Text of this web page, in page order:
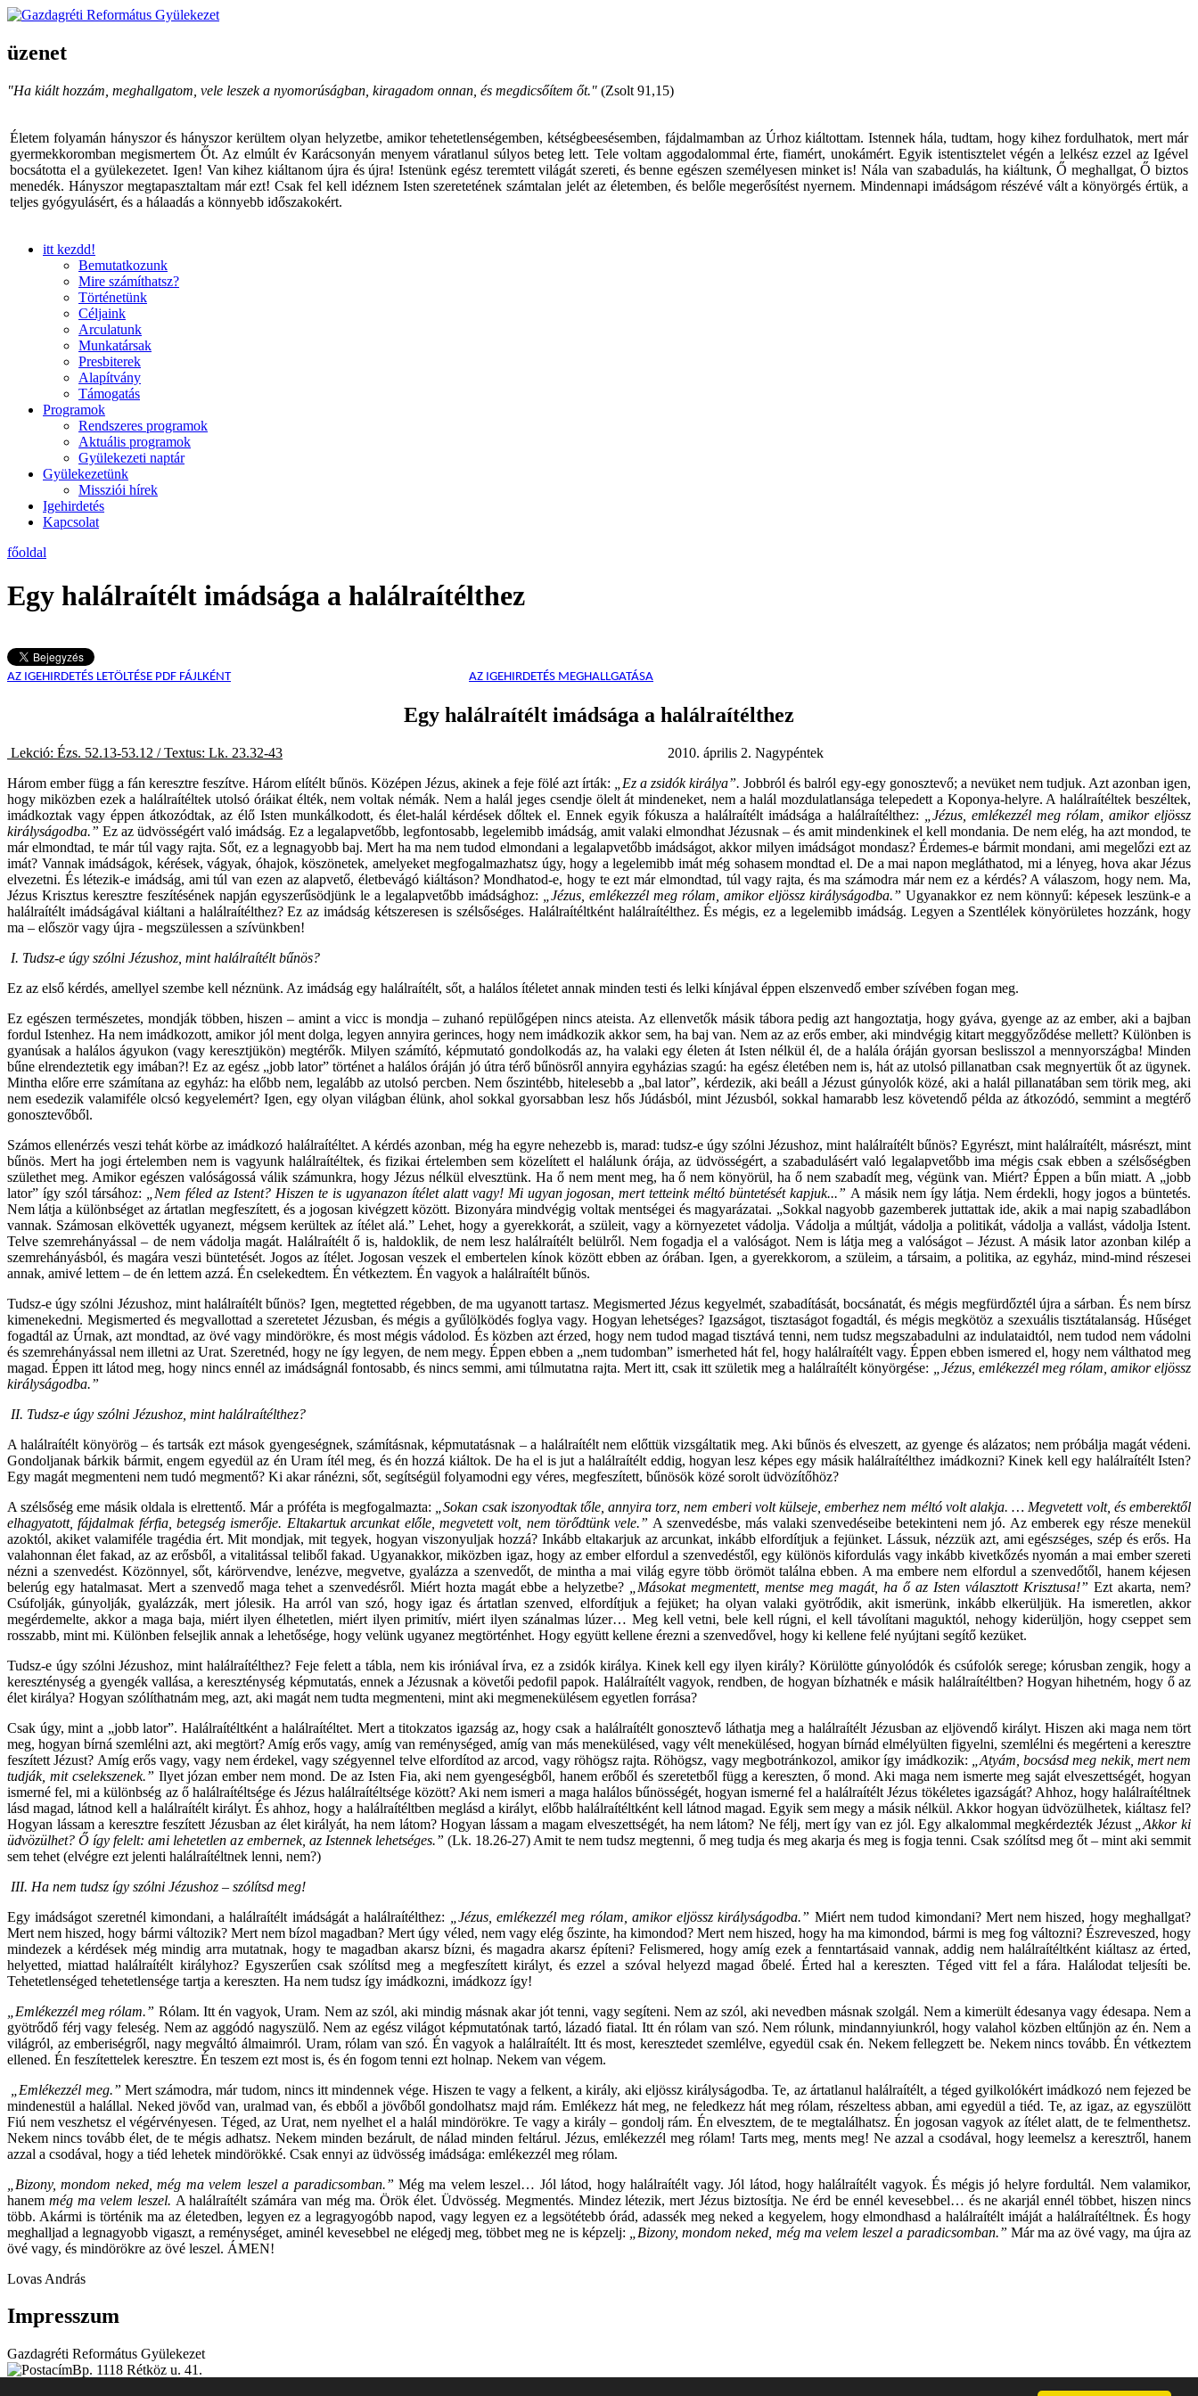
üzenet
"Ha kiált hozzám, meghallgatom, vele leszek a nyomorúságban, kiragadom onnan, és megdicsőítem őt." (Zsolt 91,15)
Életem folyamán hányszor és hányszor kerültem olyan helyzetbe, amikor tehetetlenségemben, kétségbeesésemben, fájdalmamban az Úrhoz kiáltottam. Istennek hála, tudtam, hogy kihez fordulhatok, mert már
gyermekkoromban megismertem Őt. Az elmúlt év Karácsonyán menyem váratlanul súlyos beteg lett. Tele voltam aggodalommal érte, fiamért, unokámért. Egyik istentisztelet végén a lelkész ezzel az Igével
bocsátotta el a gyülekezetet. Igen! Van kihez kiáltanom újra és újra! Istenünk egész teremtett világát szereti, és benne egészen személyesen minket is! Nála van szabadulás, ha kiáltunk, Ő meghallgat, Ő biztos
menedék. Hányszor megtapasztaltam már ezt! Csak fel kell idéznem Isten szeretetének számtalan jelét az életemben, és belőle megerősítést nyernem. Mindennapi imádságom részévé vált a könyörgés értük, a
teljes gyógyulásért, és a hálaadás a könnyebb időszakokért.
itt kezdd!
Bemutatkozunk
Mire számíthatsz?
Történetünk
Céljaink
Arculatunk
Munkatársak
Presbiterek
Alapítvány
Támogatás
Programok
Rendszeres programok
Aktuális programok
Gyülekezeti naptár
Gyülekezetünk
Missziói hírek
Igehirdetés
Kapcsolat
főoldal
Egy halálraítélt imádsága a halálraítélthez
AZ IGEHIRDETÉS LETÖLTÉSE PDF FÁJLKÉNT AZ IGEHIRDETÉS MEGHALLGATÁSA
Egy halálraítélt imádsága a halálraítélthez
Lekció: Ézs. 52.13-53.12 / Textus: Lk. 23.32-43 2010. április 2. Nagypéntek
Három ember függ a fán keresztre feszítve. Három elítélt bűnös. Középen Jézus, akinek a feje fölé azt írták:
„Ez a zsidók királya”.Jobbról és balról egy-egy gonosztevő; a nevüket nem tudjuk. Azt azonban igen,
hogy miközben ezek a halálraítéltek utolsó óráikat élték, nem voltak némák. Nem a halál jeges csendje ölelt át mindeneket, nem a halál mozdulatlansága telepedett a Koponya-helyre. A halálraítéltek beszéltek,
imádkoztak vagy éppen átkozódtak, az élő Isten munkálkodott, és élet-halál kérdések dőltek el. Ennek egyik fókusza a halálraítélt imádsága a halálraítélthez:
„Jézus, emlékezzél meg rólam, amikor eljössz
királyságodba.” Ez az üdvösségért való imádság. Ez a legalapvetőbb, legfontosabb, legelemibb imádság, amit valaki elmondhat Jézusnak – és amit mindenkinek el kell mondania. De nem elég, ha azt mondod, te
már elmondtad, te már túl vagy rajta. Sőt, ez a legnagyobb baj. Mert ha ma nem tudod elmondani a legalapvetőbb imádságot, akkor milyen imádságot mondasz? Érdemes-e bármit mondani, ami megelőzi ezt az
imát? Vannak imádságok, kérések, vágyak, óhajok, köszönetek, amelyeket megfogalmazhatsz úgy, hogy a legelemibb imát még sohasem mondtad el. De a mai napon megláthatod, mi a lényeg, hova akar Jézus
elvezetni. És létezik-e imádság, ami túl van ezen az alapvető, életbevágó kiáltáson? Mondhatod-e, hogy te ezt már elmondtad, túl vagy rajta, és ma számodra már nem ez a kérdés? A válaszom, hogy nem. Ma,
Jézus Krisztus keresztre feszítésének napján egyszerűsödjünk le a legalapvetőbb imádsághoz:
„Jézus, emlékezzél meg rólam, amikor eljössz királyságodba.” Ugyanakkor ez nem könnyű: képesek leszünk-e a
halálraítélt imádságával kiáltani a halálraítélthez? Ez az imádság kétszeresen is szélsőséges. Halálraítéltként halálraítélthez. És mégis, ez a legelemibb imádság. Legyen a Szentlélek könyörületes hozzánk, hogy
ma – először vagy újra - megszülessen a szívünkben!
I. Tudsz-e úgy szólni Jézushoz, mint halálraítélt bűnös?
Ez az első kérdés, amellyel szembe kell néznünk. Az imádság egy halálraítélt, sőt, a halálos ítéletet annak minden testi és lelki kínjával éppen elszenvedő ember szívében fogan meg.
Ez egészen természetes, mondják többen, hiszen – amint a vicc is mondja – zuhanó repülőgépen nincs ateista. Az ellenvetők másik tábora pedig azt hangoztatja, hogy gyáva, gyenge az az ember, aki a bajban
fordul Istenhez. Ha nem imádkozott, amikor jól ment dolga, legyen annyira gerinces, hogy nem imádkozik akkor sem, ha baj van. Nem az az erős ember, aki mindvégig kitart meggyőződése mellett? Különben is
gyanúsak a halálos ágyukon (vagy keresztjükön) megtérők. Milyen számító, képmutató gondolkodás az, ha valaki egy életen át Isten nélkül él, de a halála óráján gyorsan beslisszol a mennyországba! Minden
bűne elrendeztetik egy imában?! Ez az egész „jobb lator” történet a halálos óráján jó útra térő bűnösről annyira egyházias szagú: ha egész életében nem is, hát az utolsó pillanatban csak megnyertük őt az ügynek.
Mintha előre erre számítana az egyház: ha előbb nem, legalább az utolsó percben. Nem őszintébb, hitelesebb a „bal lator”, kérdezik, aki beáll a Jézust gúnyolók közé, aki a halál pillanatában sem törik meg, aki
nem esedezik valamiféle olcsó kegyelemért? Igen, egy olyan világban élünk, ahol sokkal gyorsabban lesz hős Júdásból, mint Jézusból, sokkal hamarabb lesz követendő példa az átkozódó, semmint a megtérő
gonosztevőből.
Számos ellenérzés veszi tehát körbe az imádkozó halálraítéltet. A kérdés azonban, még ha egyre nehezebb is, marad: tudsz-e úgy szólni Jézushoz, mint halálraítélt bűnös? Egyrészt, mint halálraítélt, másrészt, mint
bűnös. Mert ha jogi értelemben nem is vagyunk halálraítéltek, és fizikai értelemben sem közelített el halálunk órája, az üdvösségért, a szabadulásért való legalapvetőbb ima mégis csak ebben a szélsőségben
születhet meg. Amikor egészen valóságossá válik számunkra, hogy Jézus nélkül elvesztünk. Ha ő nem ment meg, ha ő nem könyörül, ha ő nem szabadít meg, végünk van. Miért? Éppen a bűn miatt. A „jobb
lator” így szól társához:
„Nem féled az Istent? Hiszen te is ugyanazon ítélet alatt vagy! Mi ugyan jogosan, mert tetteink méltó büntetését kapjuk...” A másik nem így látja. Nem érdekli, hogy jogos a büntetés.
Nem látja a különbséget az ártatlan megfeszített, és a jogosan kivégzett között. Bizonyára mindvégig voltak mentségei és magyarázatai. „Sokkal nagyobb gazemberek juttattak ide, akik a mai napig szabadlábon
vannak. Számosan elkövették ugyanezt, mégsem kerültek az ítélet alá.” Lehet, hogy a gyerekkorát, a szüleit, vagy a környezetet vádolja. Vádolja a múltját, vádolja a politikát, vádolja a vallást, vádolja Istent.
Telve szemrehányással – de nem vádolja magát. Halálraítélt ő is, haldoklik, de nem lesz halálraítélt belülről. Nem fogadja el a valóságot. Nem is látja meg a valóságot – Jézust. A másik lator azonban kilép a
szemrehányásból, és magára veszi büntetését. Jogos az ítélet. Jogosan veszek el embertelen kínok között ebben az órában. Igen, a gyerekkorom, a szüleim, a társaim, a politika, az egyház, mind-mind részesei
annak, amivé lettem – de én lettem azzá. Én cselekedtem. Én vétkeztem. Én vagyok a halálraítélt bűnös.
Tudsz-e úgy szólni Jézushoz, mint halálraítélt bűnös? Igen, megtetted régebben, de ma ugyanott tartasz. Megismerted Jézus kegyelmét, szabadítását, bocsánatát, és mégis megfürdőztél újra a sárban. És nem bírsz
kimenekedni. Megismerted és megvallottad a szeretetet Jézusban, és mégis a gyűlölködés foglya vagy. Hogyan lehetséges? Igazságot, tisztaságot fogadtál, és mégis megkötöz a szexuális tisztátalanság. Hűséget
fogadtál az Úrnak, azt mondtad, az övé vagy mindörökre, és most mégis vádolod. És közben azt érzed, hogy nem tudod magad tisztává tenni, nem tudsz megszabadulni az indulataidtól, nem tudod nem vádolni
és szemrehányással nem illetni az Urat. Szeretnéd, hogy ne így legyen, de nem megy. Éppen ebben a „nem tudomban” ismerheted hát fel, hogy halálraítélt vagy. Éppen ebben ismered el, hogy nem válthatod meg
magad. Éppen itt látod meg, hogy nincs ennél az imádságnál fontosabb, és nincs semmi, ami túlmutatna rajta. Mert itt, csak itt születik meg a halálraítélt könyörgése:
„Jézus, emlékezzél meg rólam, amikor eljössz
királyságodba.”
II. Tudsz-e úgy szólni Jézushoz, mint halálraítélthez?
A halálraítélt könyörög – és tartsák ezt mások gyengeségnek, számításnak, képmutatásnak – a halálraítélt nem előttük vizsgáltatik meg. Aki bűnös és elveszett, az gyenge és alázatos; nem próbálja magát védeni.
Gondoljanak bárkik bármit, engem egyedül az én Uram ítél meg, és én hozzá kiáltok. De ha el is jut a halálraítélt eddig, hogyan lesz képes egy másik halálraítélthez imádkozni? Kinek kell egy halálraítélt Isten?
Egy magát megmenteni nem tudó megmentő? Ki akar ránézni, sőt, segítségül folyamodni egy véres, megfeszített, bűnösök közé sorolt üdvözítőhöz?
A szélsőség eme másik oldala is elrettentő. Már a próféta is megfogalmazta:
„Sokan csak iszonyodtak tőle, annyira torz, nem emberi volt külseje, emberhez nem méltó volt alakja. … Megvetett volt, és emberektől
elhagyatott, fájdalmak férfia, betegség ismerője. Eltakartuk arcunkat előle, megvetett volt, nem törődtünk vele.” A szenvedésbe, más valaki szenvedéseibe betekinteni nem jó. Az emberek egy része menekül
azoktól, akiket valamiféle tragédia ért. Mit mondjak, mit tegyek, hogyan viszonyuljak hozzá? Inkább eltakarjuk az arcunkat, inkább elfordítjuk a fejünket. Lássuk, nézzük azt, ami egészséges, szép és erős. Ha
valahonnan élet fakad, az az erősből, a vitalitással teliből fakad. Ugyanakkor, miközben igaz, hogy az ember elfordul a szenvedéstől, egy különös kifordulás vagy inkább kivetkőzés nyomán a mai ember szereti
nézni a szenvedést. Közönnyel, sőt, kárörvendve, lenézve, megvetve, gyalázza a szenvedőt, de mintha a mai világ egyre több örömöt találna ebben. A ma embere nem elfordul a szenvedőtől, hanem kéjesen
belerúg egy hatalmasat. Mert a szenvedő maga tehet a szenvedésről. Miért hozta magát ebbe a helyzetbe?
„Másokat megmentett, mentse meg magát, ha ő az Isten választott Krisztusa!” Ezt akarta, nem?
Csúfolják, gúnyolják, gyalázzák, mert jólesik. Ha arról van szó, hogy igaz és ártatlan szenved, elfordítjuk a fejüket; ha olyan valaki gyötrődik, akit ismerünk, inkább elkerüljük. Ha ismeretlen, akkor
megérdemelte, akkor a maga baja, miért ilyen élhetetlen, miért ilyen primitív, miért ilyen szánalmas lúzer… Meg kell vetni, bele kell rúgni, el kell távolítani maguktól, nehogy kiderüljön, hogy cseppet sem
rosszabb, mint mi. Különben felsejlik annak a lehetősége, hogy velünk ugyanez megtörténhet. Hogy együtt kellene érezni a szenvedővel, hogy ki kellene felé nyújtani segítő kezüket.
Tudsz-e úgy szólni Jézushoz, mint halálraítélthez? Feje felett a tábla, nem kis iróniával írva, ez a zsidók királya. Kinek kell egy ilyen király? Körülötte gúnyolódók és csúfolók serege; kórusban zengik, hogy a
kereszténység a gyengék vallása, a kereszténység képmutatás, ennek a Jézusnak a követői pedofil papok. Halálraítélt vagyok, rendben, de hogyan bízhatnék e másik halálraítéltben? Hogyan hihetném, hogy ő az
élet királya? Hogyan szólíthatnám meg, azt, aki magát nem tudta megmenteni, mint aki megmenekülésem egyetlen forrása?
Csak úgy, mint a „jobb lator”. Halálraítéltként a halálraítéltet. Mert a titokzatos igazság az, hogy csak a halálraítélt gonosztevő láthatja meg a halálraítélt Jézusban az eljövendő királyt. Hiszen aki maga nem tört
meg, hogyan bírná szemlélni azt, aki megtört? Amíg erős vagy, amíg van reménységed, amíg van más menekülésed, vagy vélt menekülésed, hogyan bírnád elmélyülten figyelni, szemlélni és megérteni a keresztre
feszített Jézust? Amíg erős vagy, vagy nem érdekel, vagy szégyennel telve elfordítod az arcod, vagy röhögsz rajta. Röhögsz, vagy megbotránkozol, amikor így imádkozik:
„Atyám, bocsásd meg nekik, mert nem
tudják, mit cselekszenek.” Ilyet józan ember nem mond. De az Isten Fia, aki nem gyengeségből, hanem erőből és szeretetből függ a kereszten, ő mond. Aki maga nem ismerte meg saját elveszettségét, hogyan
ismerné fel, mi a különbség az ő halálraítéltsége és Jézus halálraítéltsége között? Aki nem ismeri a maga halálos bűnösségét, hogyan ismerné fel a halálraítélt Jézus tökéletes igazságát? Ahhoz, hogy halálraítéltnek
lásd magad, látnod kell a halálraítélt királyt. És ahhoz, hogy a halálraítéltben meglásd a királyt, előbb halálraítéltként kell látnod magad. Egyik sem megy a másik nélkül. Akkor hogyan üdvözülhetek, kiáltasz fel?
Hogyan lássam a keresztre feszített Jézusban az élet királyát, ha nem látom? Hogyan lássam a magam elveszettségét, ha nem látom? Ne félj, mert így van ez jól. Egy alkalommal megkérdezték Jézust
„Akkor ki
üdvözülhet? Ő így felelt: ami lehetetlen az embernek, az Istennek lehetséges.” (Lk. 18.26-27) Amit te nem tudsz megtenni, ő meg tudja és meg akarja és meg is fogja tenni. Csak szólítsd meg őt – mint aki semmit
sem tehet (elvégre ezt jelenti halálraítéltnek lenni, nem?)
III. Ha nem tudsz így szólni Jézushoz – szólítsd meg!
Egy imádságot szeretnél kimondani, a halálraítélt imádságát a halálraítélthez:
„Jézus, emlékezzél meg rólam, amikor eljössz királyságodba.” Miért nem tudod kimondani? Mert nem hiszed, hogy meghallgat?
Mert nem hiszed, hogy bármi változik? Mert nem bízol magadban? Mert úgy véled, nem vagy elég őszinte, ha kimondod? Mert nem hiszed, hogy ha ma kimondod, bármi is meg fog változni? Észreveszed, hogy
mindezek a kérdések még mindig arra mutatnak, hogy te magadban akarsz bízni, és magadra akarsz építeni? Felismered, hogy amíg ezek a fenntartásaid vannak, addig nem halálraítéltként kiáltasz az érted,
helyetted, miattad halálraítélt királyhoz? Egyszerűen csak szólítsd meg a megfeszített királyt, és ezzel a szóval helyezd magad őbelé. Érted hal a kereszten. Téged vitt fel a fára. Halálodat teljesíti be.
Tehetetlenséged tehetetlensége tartja a kereszten. Ha nem tudsz így imádkozni, imádkozz így!
„Emlékezzél meg rólam.” Rólam. Itt én vagyok, Uram. Nem az szól, aki mindig másnak akar jót tenni, vagy segíteni. Nem az szól, aki nevedben másnak szolgál. Nem a kimerült édesanya vagy édesapa. Nem a
gyötrődő férj vagy feleség. Nem az aggódó nagyszülő. Nem az egész világot képmutatónak tartó, lázadó fiatal. Itt én rólam van szó. Nem rólunk, mindannyiunkról, hogy valahol közben eltűnjön az én. Nem a
világról, az emberiségről, nagy megváltó álmaimról. Uram, rólam van szó. Én vagyok a halálraítélt. Itt és most, keresztedet szemlélve, egyedül csak én. Nekem fellegzett be. Nekem nincs tovább. Én vétkeztem
ellened. Én feszítettelek keresztre. Én teszem ezt most is, és én fogom tenni ezt holnap. Nekem van végem.
„Emlékezzél meg.” Mert számodra, már tudom, nincs itt mindennek vége. Hiszen te vagy a felkent, a király, aki eljössz királyságodba. Te, az ártatlanul halálraítélt, a téged gyilkolókért imádkozó nem fejezed be
mindenestül a halállal. Neked jövőd van, uralmad van, és ebből a jövőből gondolhatsz majd rám. Emlékezz hát meg, ne feledkezz hát meg rólam, részeltess abban, ami egyedül a tiéd. Te, az igaz, az egyszülött
Fiú nem veszhetsz el végérvényesen. Téged, az Urat, nem nyelhet el a halál mindörökre. Te vagy a király – gondolj rám. Én elvesztem, de te megtalálhatsz. Én jogosan vagyok az ítélet alatt, de te felmenthetsz.
Nekem nincs tovább élet, de te mégis adhatsz. Nekem minden bezárult, de nálad minden feltárul. Jézus, emlékezzél meg rólam! Tarts meg, ments meg! Ne azzal a csodával, hogy leemelsz a keresztről, hanem
azzal a csodával, hogy a tiéd lehetek mindörökké. Csak ennyi az üdvösség imádsága: emlékezzél meg rólam.
„Bizony, mondom neked, még ma velem leszel a paradicsomban.” Még ma velem leszel… Jól látod, hogy halálraítélt vagy. Jól látod, hogy halálraítélt vagyok. És mégis jó helyre fordultál. Nem valamikor,
hanem még ma velem leszel. A halálraítélt számára van még ma. Örök élet. Üdvösség. Megmentés. Mindez létezik, mert Jézus biztosítja. Ne érd be ennél kevesebbel… és ne akarjál ennél többet, hiszen nincs
több. Akármi is történik ma az életedben, legyen ez a legragyogóbb napod, vagy legyen ez a legsötétebb órád, adassék meg neked a kegyelem, hogy elmondhasd a halálraítélt imáját a halálraítéltnek. És hogy
meghalljad a legnagyobb vigaszt, a reménységet, aminél kevesebbel ne elégedj meg, többet meg ne is képzelj:
„Bizony, mondom neked, még ma velem leszel a paradicsomban.” Már ma az övé vagy, ma újra az
övé vagy, és mindörökre az övé leszel. ÁMEN!
Lovas András
Impresszum
Gazdagréti Református Gyülekezet
Bp. 1118 Rétköz u. 41.